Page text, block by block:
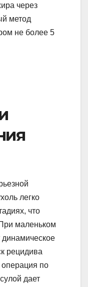
через
метод
не более 5
легко
что
маленьком
динамическое
рецидива
операция по
дает